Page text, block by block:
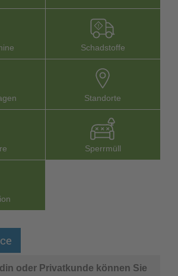
Schadstoffe
Stand­orte
Sperr­müll
oder Privatkunde können Sie